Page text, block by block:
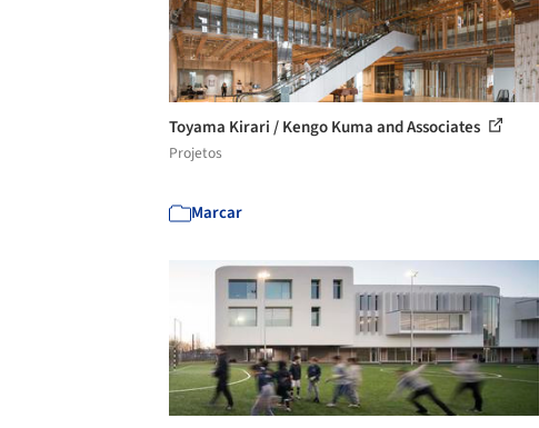
Toyama Kirari / Kengo Kuma and Associates
Projetos
Marcar